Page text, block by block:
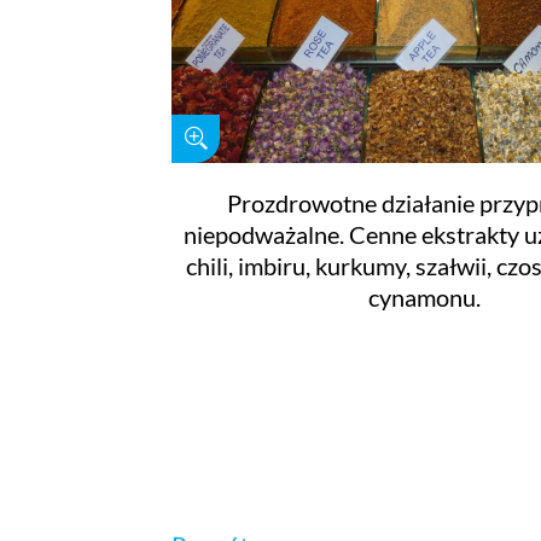
Prozdrowotne działanie
niepodważalne. Cenne ekstrakty
chili, imbiru, kurkumy, szałwii,
cynamonu.